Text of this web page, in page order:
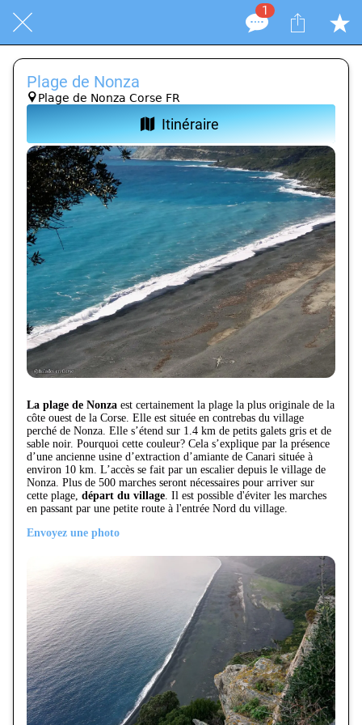
1
Plage de Nonza
Plage de Nonza Corse FR
Itinéraire
La plage de Nonza est certainement la plage la plus originale de la
côte ouest de la Corse. Elle est située en contrebas du village
perché de Nonza. Elle s’étend sur 1.4 km de petits galets gris et de
sable noir. Pourquoi cette couleur? Cela s’explique par la présence
d’une ancienne usine d’extraction d’amiante de Canari située à
environ 10 km. L’accès se fait par un escalier depuis le village de
Nonza. Plus de 500 marches seront nécessaires pour arriver sur
cette plage, départ du village . Il est possible d'éviter les marches
en passant par une petite route à l'entrée Nord du village.
Envoyez une photo